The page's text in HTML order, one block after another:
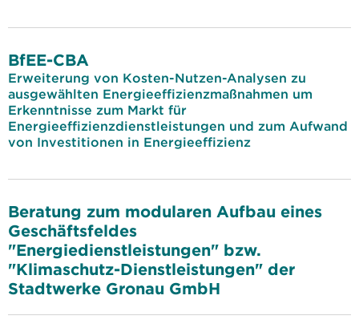
BfEE-CBA
Erweiterung von Kosten-Nutzen-Analysen zu
ausgewählten Energieeffizienzmaßnahmen um
Erkenntnisse zum Markt für
Energieeffizienzdienstleistungen und zum Aufwand
von Investitionen in Energieeffizienz
Beratung zum modularen Aufbau eines
Geschäftsfeldes
"Energiedienstleistungen" bzw.
"Klimaschutz-Dienstleistungen" der
Stadtwerke Gronau GmbH